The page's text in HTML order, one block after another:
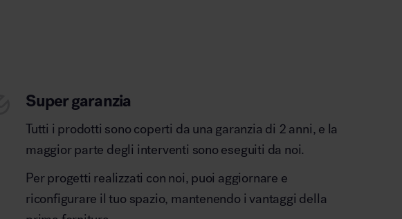
Super garanzia
Tutti i prodotti sono coperti da una garanzia di 2 anni, e la
maggior parte degli interventi sono eseguiti da noi.
Per progetti realizzati con noi, puoi aggiornare e
riconfigurare il tuo spazio, mantenendo i vantaggi della